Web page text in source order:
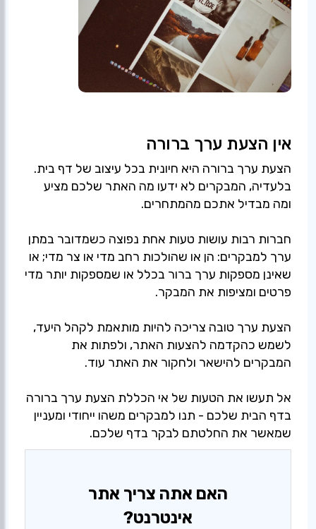
אין הצעת ערך ברורה
הצעת ערך ברורה היא חיונית בכל עיצוב של דף בית.
בלעדיה, המבקרים לא ידעו מה האתר שלכם מציע
ומה מבדיל אתכם מהמתחרים.
חברות רבות עושות טעות אחת נפוצה כשמדובר במתן
ערך למבקרים: הן או שהולכות רחב מדי או צר מדי; או
שאינן מספקות ערך ברור בכלל או שמספקות יותר מדי
פרטים ומציפות את המבקר.
הצעת ערך טובה צריכה להיות מותאמת לקהל היעד,
לשמש כהקדמה להצעות האתר, ולפתות את
המבקרים להישאר ולחקור את האתר עוד.
אל תעשו את הטעות של אי הכללת הצעת ערך ברורה
בדף הבית שלכם - תנו למבקרים משהו ייחודי ומעניין
שמאשר את החלטתם לבקר בדף שלכם.
האם אתה צריך אתר
אינטרנט?